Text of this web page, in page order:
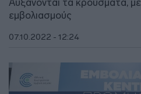
Αυξάνονται τα κρούσματα,
εμβολιασμούς
07.10.2022 - 12:24